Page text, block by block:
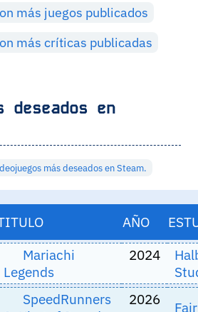
más juegos publicados
más críticas publicadas
deseados en
más deseados en Steam.
AÑO
Mariachi
Legends
2024
SpeedRunners
2026